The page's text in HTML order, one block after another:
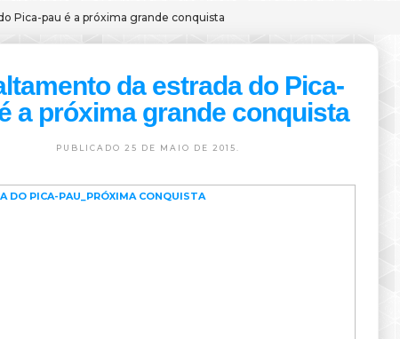
Pica-pau é a próxima grande conquista
da estrada do Pica-
a próxima grande conquista
PUBLICADO 25 DE MAIO DE 2015.